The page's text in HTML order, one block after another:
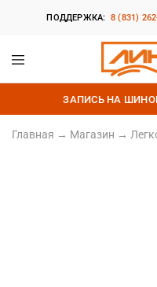
ПОДДЕРЖКА: 8 (831)
Линарис
Продажа
шин,
дисков
и
ЗАПИСЬ НА
Главная → Магазин →